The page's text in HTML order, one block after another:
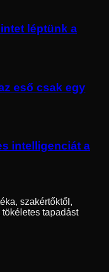
léptünk a
eső csak egy
intelligenciát a
szakértőktől,
tapadást